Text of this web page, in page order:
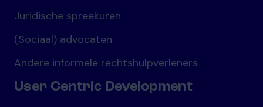
Juridische spreekuren
(Sociaal) advocaten
Andere informele rechtshulpverleners
User Centric Development